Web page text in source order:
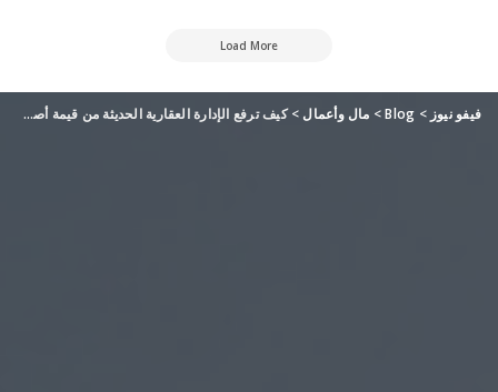
Load More
فيفو نيوز >
Blog
> مال وأعمال >كيف ترفع الإدارة العقارية الحديثة من قيمة أصولك الاستثمارية في السعودية؟